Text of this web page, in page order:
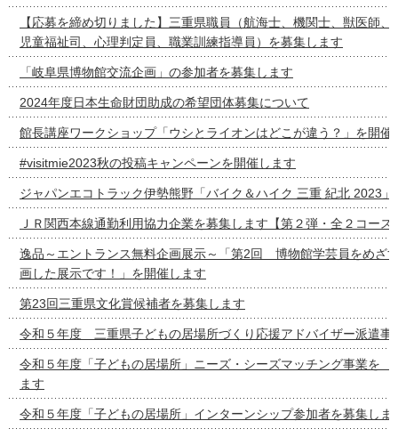
【応募を締め切りました】三重県職員（航海士、機関士、獣医師
児童福祉司、心理判定員、職業訓練指導員）を募集します
「岐阜県博物館交流企画」の参加者を募集します
2024年度日本生命財団助成の希望団体募集について
館長講座ワークショップ「ウシとライオンはどこが違う？」を開催
#visitmie2023秋の投稿キャンペーンを開催します
ジャパンエコトラック伊勢熊野「バイク＆ハイク 三重 紀北 2023
ＪＲ関西本線通勤利用協力企業を募集します【第２弾・全２コース
逸品～エントランス無料企画展示～「第2回 博物館学芸員をめざ
画した展示です！」を開催します
第23回三重県文化賞候補者を募集します
令和５年度 三重県子どもの居場所づくり応援アドバイザー派遣事
令和５年度「子どもの居場所」ニーズ・シーズマッチング
ます
令和５年度「子どもの居場所」インターンシップ参加者を募集しま